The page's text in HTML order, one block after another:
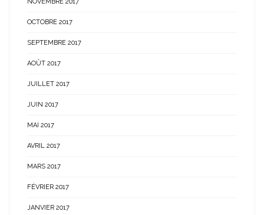
OCTOBRE 2017
SEPTEMBRE 2017
AOÛT 2017
JUILLET 2017
JUIN 2017
MAI 2017
AVRIL 2017
MARS 2017
FÉVRIER 2017
JANVIER 2017